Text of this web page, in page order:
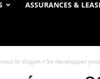
OTO
ASSURANCES &
le slogan « Se developper